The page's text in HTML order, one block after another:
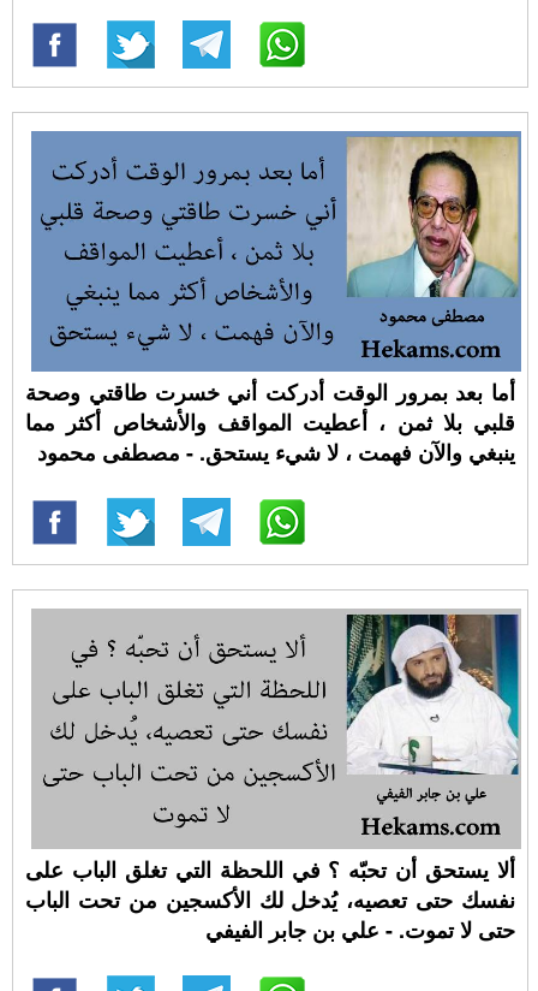
أما بعد بمرور الوقت أدركت أني خسرت طاقتي وصحة
قلبي بلا ثمن ، أعطيت المواقف والأشخاص أكثر مما
ينبغي والآن فهمت ، لا شيء يستحق. - مصطفى محمود
ألا يستحق أن تحبّه ؟ في اللحظة التي تغلق الباب على
نفسك حتى تعصيه، يُدخل لك الأكسجين من تحت الباب
حتى لا تموت. - علي بن جابر الفيفي